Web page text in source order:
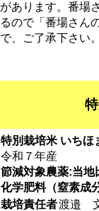
があります。番場
るので「番場さん
で、ご了承下さい。
特別栽培米 いちほ
令和７年産
節減対象農薬:当地
化学肥料（窒素成
栽培責任者渡邉